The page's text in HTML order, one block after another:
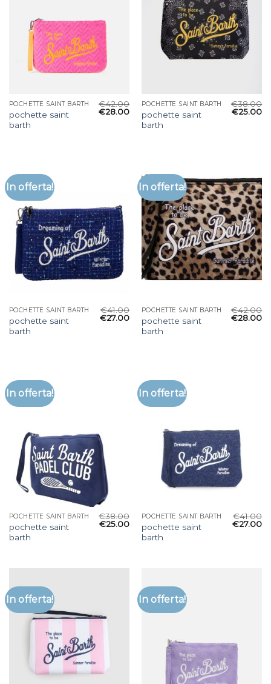
POCHETTE SAINT BARTH
pochette saint
barth
€42.00
€28.00
POCHETTE SAINT BARTH
pochette saint
barth
€38.00
€25.00
In offerta!
POCHETTE SAINT BARTH
pochette saint
barth
€41.00
€27.00
In offerta!
POCHETTE SAINT BARTH
pochette saint
barth
€42.00
€28.00
In offerta!
POCHETTE SAINT BARTH
pochette saint
barth
€38.00
€25.00
In offerta!
POCHETTE SAINT BARTH
pochette saint
barth
€41.00
€27.00
In offerta! In offerta!